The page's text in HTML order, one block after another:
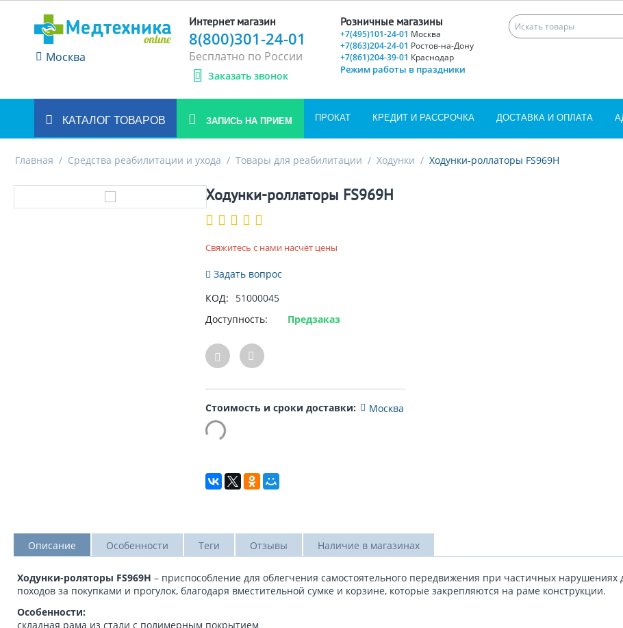
Москва
Интернет магазин
8(800)301-24-01
Бесплатно по России
Заказать звонок
Розничные магазины
+7(495)101-24-01 Москва
+7(863)204-24-01 Ростов-на-Дону
+7(861)204-39-01 Краснодар
Режим работы в праздники
КАТАЛОГ ТОВАРОВ ЗАПИСЬ НА ПРИЕМ ПРОКАТ КРЕДИТ И РАССРОЧКА ДОСТАВКА И ОПЛАТА
Главная / Средства реабилитации и ухода / Товары для реабилитации / Ходунки / Ходунки-роллаторы FS969H
Ходунки-роллаторы FS969H
Свяжитесь с нами насчёт цены
Задать вопрос
КОД:
51000045
Доступность:
Предзаказ
Стоимость и сроки доставки: Москва
Описание Особенности Теги Отзывы Наличие в магазинах
Ходунки-роляторы FS969H – приспособление для облегчения самостоятельного передвижения при частичных нарушениях
походов за покупками и прогулок, благодаря вместительной сумке и корзине, которые закрепляются на раме конструкции.
Особенности:
складная рама из стали с полимерным покрытием